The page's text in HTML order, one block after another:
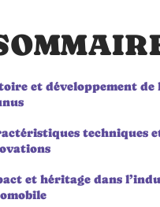
et développement de
techniques
et héritage dans